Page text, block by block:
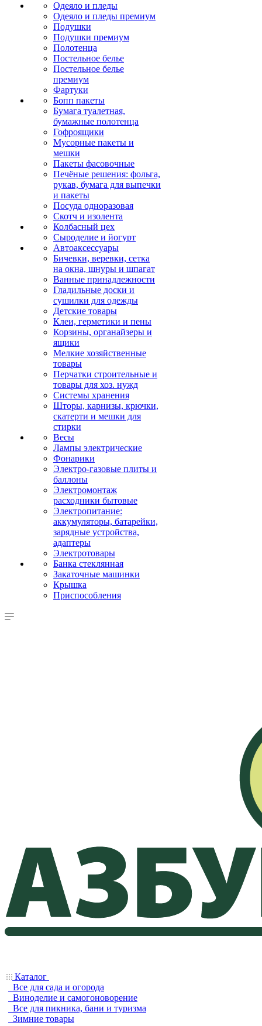
Одеяло и пледы
Одеяло и пледы премиум
Подушки
Подушки премиум
Полотенца
Постельное белье
Постельное белье
премиум
Фартуки
Бопп пакеты
Бумага туалетная,
бумажные полотенца
Гофроящики
Мусорные пакеты и
мешки
Пакеты фасовочные
Печёные решения: фольга,
рукав, бумага для выпечки
и пакеты
Посуда одноразовая
Скотч и изолента
Колбасный цех
Сыроделие и йогурт
Автоаксессуары
Бичевки, веревки, сетка
на окна, шнуры и шпагат
Ванные принадлежности
Гладильные доски и
сушилки для одежды
Детские товары
Клеи, герметики и пены
Корзины, органайзеры и
ящики
Мелкие хозяйственные
товары
Перчатки строительные и
товары для хоз. нужд
Системы хранения
Шторы, карнизы, крючки,
скатерти и мешки для
стирки
Весы
Лампы электрические
Фонарики
Электро-газовые плиты и
баллоны
Электромонтаж
расходники бытовые
Электропитание:
аккумуляторы, батарейки,
зарядные устройства,
адаптеры
Электротовары
Банка стеклянная
Закаточные машинки
Крышка
Приспособления
Каталог
Все для сада и огорода
Виноделие и самогоноворение
Все для пикника, бани и туризма
Зимние товары